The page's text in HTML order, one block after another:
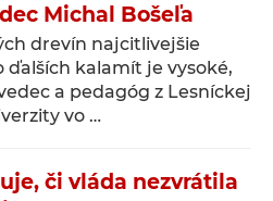
Michal Bošeľa
drevín najcitlivejšie
kalamít je vysoké,
a pedagóg z Lesníckej
vo …
či vláda nezvrátila